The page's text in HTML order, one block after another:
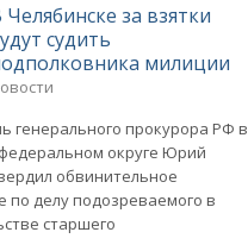
Челябинске за взятки
судить
милиции
генерального прокурора РФ в
округе Юрий
обвинительное
по делу подозреваемого в
старшего